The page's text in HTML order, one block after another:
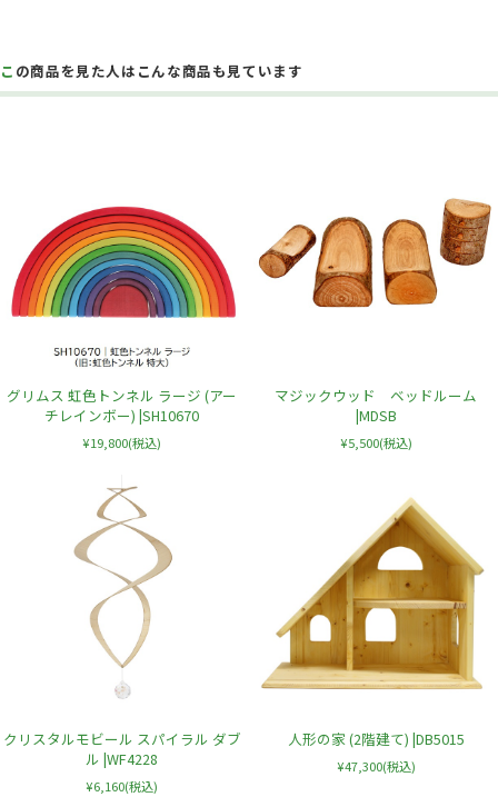
この商品を見た人はこんな商品も見ています
グリムス 虹色トンネル ラージ (アー
チレインボー) |SH10670
¥19,800(税込)
マジックウッド ベッドルーム
|MDSB
¥5,500(税込)
クリスタルモビール スパイラル ダブ
ル |WF4228
¥6,160(税込)
人形の家 (2階建て) |DB5015
¥47,300(税込)